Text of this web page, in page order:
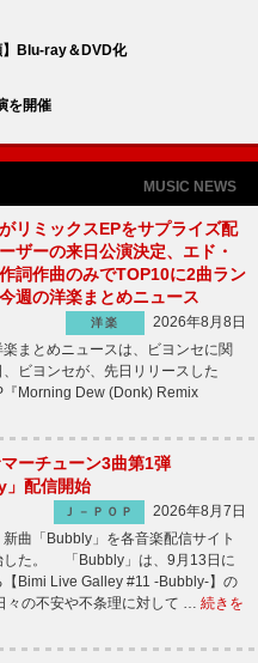
】Blu-ray＆DVD化
を開催
MUSIC NEWS
リミックスEPをサプライズ配
ザーの来日公演決定、エド・
詞作曲のみでTOP10に2曲ラン
週の洋楽まとめニュース
洋楽
2026年8月8日
まとめニュースは、ビヨンセに関
ビヨンセが、先日リリースした
『Morning Dew (Donk) Remix
ーチューン3曲第1弾
」配信開始
Ｊ－ＰＯＰ
2026年8月7日
曲「Bubbly」を各音楽配信サイト
した。 「Bubbly」は、9月13日に
【Bimi Live Galley #11 -Bubbly-】の
々の不安や不条理に対して … 続きを